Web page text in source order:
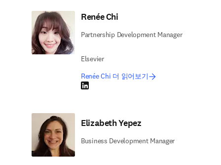
Renée Chi
Partnership Development Manager
Elsevier
Renée Chi 더 읽어보기
LinkedIn 새 탭/창에서 열기
Elizabeth Yepez
Business Development Manager